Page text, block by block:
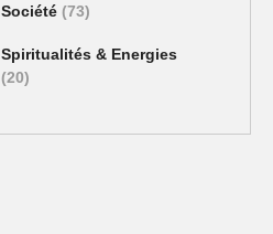
Société (73)
Spiritualités & Energies
(20)